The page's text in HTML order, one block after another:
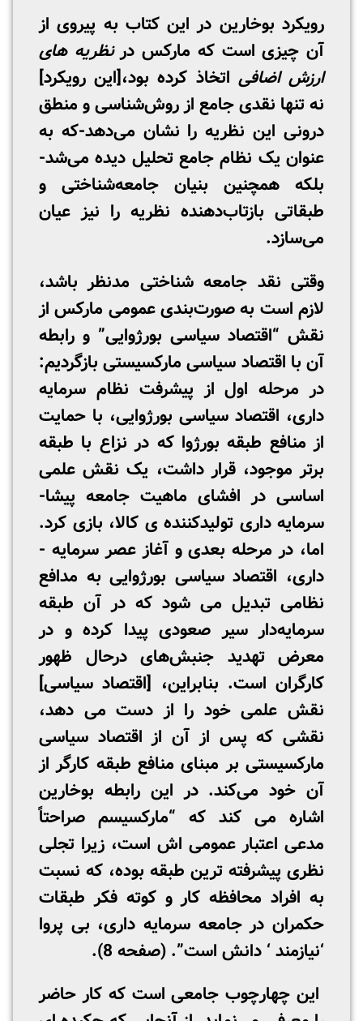
رویکرد بوخارین در این کتاب به پیروی از
آن چیزی است که مارکس درنظریه های
ارزش اضافی اتخاذ کرده بود،[این رویکرد]
نه تنها نقدی جامع از روش‌شناسی و منطق
درونی این نظریه را نشان می‌دهد-که به
عنوان یک نظام جامع تحلیل دیده می‌شد-
بلکه همچنین بنیان جامعه‌شناختی و
طبقاتی بازتاب‌دهنده نظریه را نیز عیان
می‌سازد.
وقتی نقد جامعه­ شناختی مدنظر باشد،
لازم است به صورت‌بندی عمومی مارکس از
نقش “اقتصاد سیاسی بورژوایی” و رابطه
آن با اقتصاد سیاسی مارکسیستی بازگردیم:
در مرحله اول از پیشرفت نظام سرمایه
داری، اقتصاد سیاسی بورژوایی، با حمایت
از منافع طبقه بورژوا که در نزاع با طبقه
برتر موجود، قرار داشت، یک نقش علمی
اساسی در افشای ماهیت جامعه پیشا-
سرمایه­ داری تولیدکننده ­ی کالا، بازی کرد.
اما، در مرحله بعدی و آغاز عصر سرمایه ­
داری، اقتصاد سیاسی بورژوایی به مدافع
نظامی تبدیل می ­شود که در آن طبقه
سرمایه‌دار سیر صعودی پیدا کرده و در
معرض تهدید جنبش‌های درحال ظهور
کارگران است. بنابراین، [اقتصاد سیاسی]
نقش علمی خود را از دست می­ دهد،
نقشی که پس از آن از اقتصاد سیاسی
مارکسیستی بر مبنای منافع طبقه کارگر از
آن خود می‌کند. در این رابطه بوخارین
اشاره می­ کند که “مارکسیسم صراحتاً
مدعی اعتبار عمومی­ اش است، زیرا تجلی
نظری پیشرفته ­ترین طبقه بوده، که نسبت
به افراد محافظه کار و کوته ­فکر طبقات
حکمران در جامعه سرمایه­ داری، بی­ پروا
‘نیازمند ‘ دانش است”. (صفحه 8).
این چهارچوب جامعی است که کار حاضر